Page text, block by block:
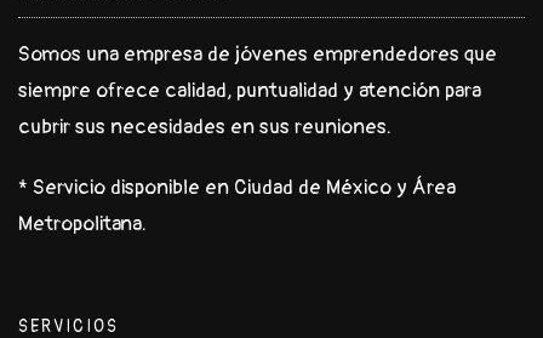
Somos una empresa de jóvenes emprendedores que
siempre ofrece calidad, puntualidad y atención para
cubrir sus necesidades en sus reuniones.
* Servicio disponible en Ciudad de México y Área
Metropolitana.
SERVICIOS